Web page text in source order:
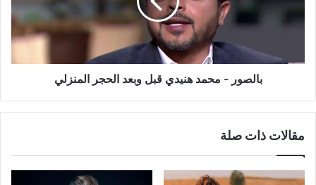
وبعد
بالصور - محمد هنيدي قبل وبعد الحجر المنزلي
مقالات ذات صلة